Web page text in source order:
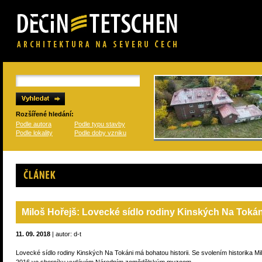
Rozšířené hledání:
Podle autora
Podle typu stavby
Podle lokality
Podle doby vzniku
Článek
Miloš Hořejš: Lovecké sídlo rodiny Kinských Na
11. 09. 2018 | autor: d-t
Lovecké sídlo rodiny Kinských Na Tokáni má bohatou historii. Se svolením historika